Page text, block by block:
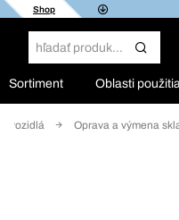
Shop
Sortiment Oblasti
vozidlá Oprava a výmena